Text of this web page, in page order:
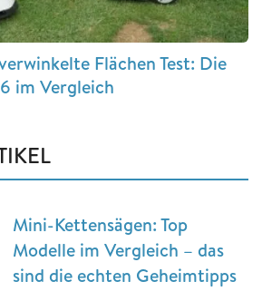
Flächen Test: Die
im Vergleich
Mini-Kettensägen: Top
Modelle im Vergleich – das
sind die echten Geheimtipps